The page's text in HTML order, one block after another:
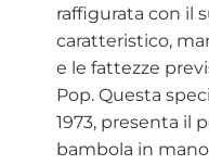
raffigurata con il
caratteristico,
e le fattezze
Pop. Questa
1973, presenta il
bambola in